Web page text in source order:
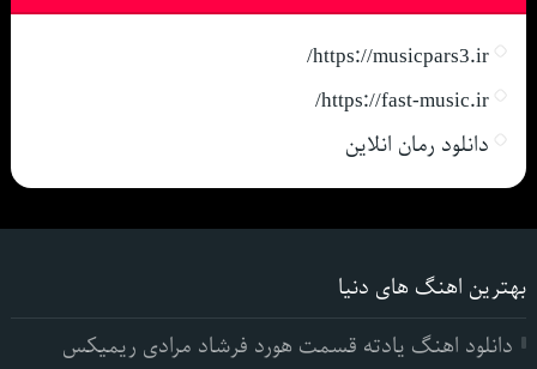
https://musicpars3.ir/
https://fast-music.ir/
دانلود رمان انلاین
بهترین اهنگ های دنیا
دانلود اهنگ یادته قسمت هورد فرشاد مرادی ریمیکس